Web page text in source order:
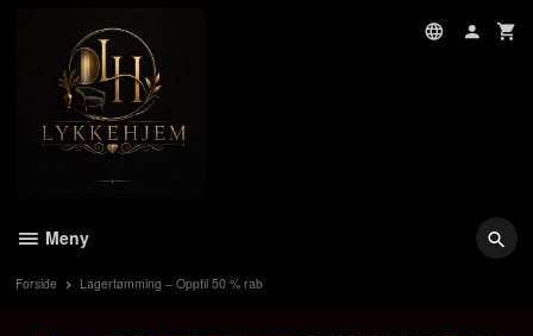
Meny
Forside Lagertømming – Opptil 50 % rab